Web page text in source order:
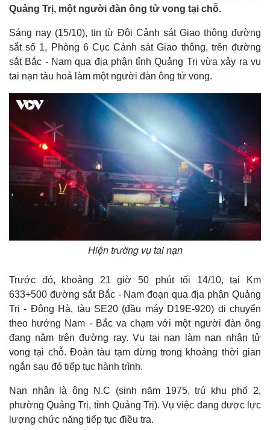
Quảng Trị, một người đàn ông tử vong tại chỗ.
Sáng nay (15/10), tin từ Đội Cảnh sát Giao thông đường
sắt số 1, Phòng 6 Cục Cảnh sát Giao thông, trên đường
sắt Bắc - Nam qua địa phận tỉnh Quảng Trị vừa xảy ra vụ
tai nạn tàu hoả làm một người đàn ông tử vong.
Hiện trường vụ tai nạn
Trước đó, khoảng 21 giờ 50 phút tối 14/10, tại Km
633+500 đường sắt Bắc - Nam đoạn qua địa phận Quảng
Trị - Đông Hà, tàu SE20 (đầu máy D19E-920) di chuyển
theo hướng Nam - Bắc va chạm với một người đàn ông
đang nằm trên đường ray. Vụ tai nạn làm nạn nhân tử
vong tại chỗ. Đoàn tàu tạm dừng trong khoảng thời gian
ngắn sau đó tiếp tục hành trình.
Nạn nhân là ông N.C (sinh năm 1975, trú khu phố 2,
phường Quảng Trị, tỉnh Quảng Trị). Vụ việc đang được lực
lượng chức năng tiếp tục điều tra.